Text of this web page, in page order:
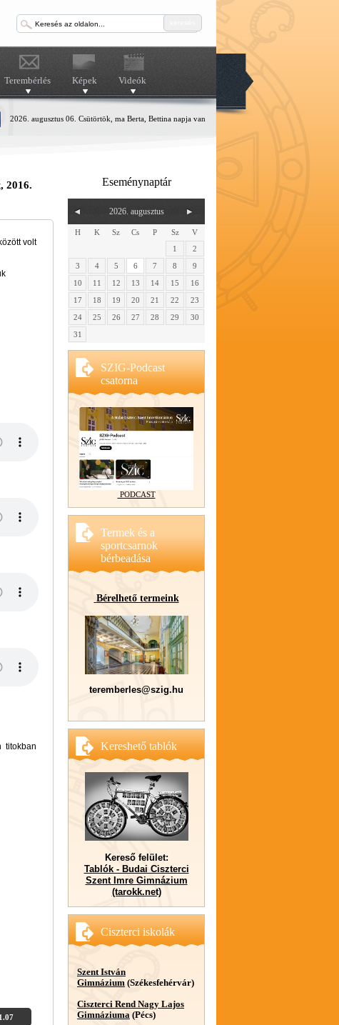
Terembérlés Képek Videók
2026. augusztus 06. Csütörtök, ma Berta, Bettina napja van
2016.
volt
titokban
Eseménynaptár
2026. augusztus
H K Sz Cs P Sz
V
1
2
3
4 5 6 7 8
9
10
11 12 13 14 15
16
17
18 19 20 21 22
23
24
25 26 27 28 29
30
31
SZIG-Podcast
csatorna
PODCAST
Termek és a
sportcsarnok
bérbeadása
Bérelhető termeink
teremberles@szig.hu
Kereshető tablók
Kereső felület:
Tablók - Budai Ciszterci
Szent Imre Gimnázium
(tarokk.net)
Ciszterci iskolák
Szent István
Gimnázium (Székesfehérvár)
Ciszterci Rend Nagy Lajos
Gimnáziuma (Pécs)